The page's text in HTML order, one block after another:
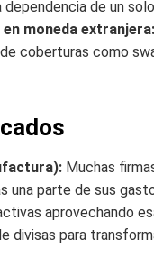
de un
moneda extranjera:
coberturas como
Muchas
una parte de sus
aprovechando
divisas para